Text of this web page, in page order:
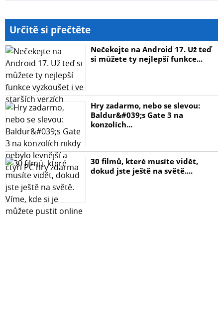
Určitě si přečtěte
Nečekejte na Android 17. Už teď
si můžete ty nejlepší funkce...
Hry zadarmo, nebo se slevou:
Baldur&#039;s Gate 3 na
konzolích...
30 filmů, které musíte vidět,
dokud jste ještě na světě....